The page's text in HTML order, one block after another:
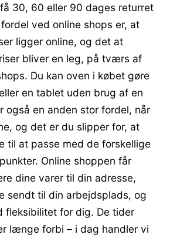
30, 60 eller 90 dages returret
ved online shops er, at
ligger online, og det at
bliver en leg, på tværs af
Du kan oven i købet gøre
en tablet uden brug af en
også en anden stor fordel, når
og det er du slipper for, at
til at passe med de forskellige
Online shoppen får
dine varer til din adresse,
sendt til din arbejdsplads, og
fleksibilitet for dig. De tider
længe forbi – i dag handler vi